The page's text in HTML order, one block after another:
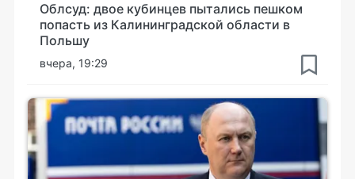
Облсуд: двое кубинцев пытались пешком
попасть из Калининградской области в
Польшу
вчера, 19:29